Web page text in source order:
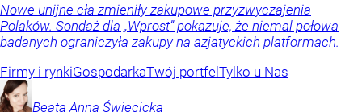
Nowe unijne cła zmieniły zakupowe przyzwyczajenia
Polaków. Sondaż dla „Wprost” pokazuje, że niemal połowa
badanych ograniczyła zakupy na azjatyckich platformach.
Firmy i rynkiGospodarkaTwój portfelTylko u Nas
Beata Anna Święcicka